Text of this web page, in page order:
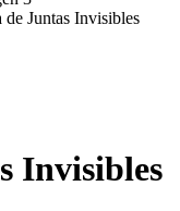
de Juntas Invisibles
Invisibles